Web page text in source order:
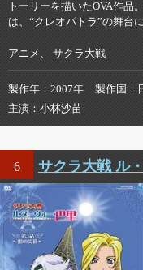
トーリーを描いたOVA作品
は、“クレオパトラ”の舞台
アニメ、 サクラ大戦
製作年 2007年 製作国
主演
小林沙苗
6 サクラ大戦 ル